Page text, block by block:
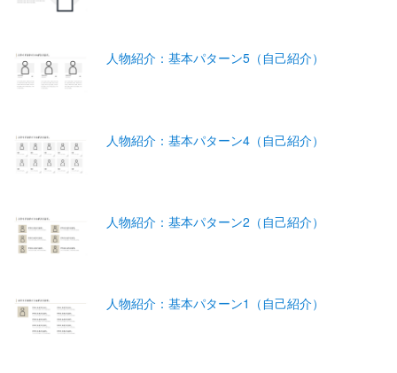
人物紹介：基本パターン5（自己紹介）
人物紹介：基本パターン4（自己紹介）
人物紹介：基本パターン2（自己紹介）
人物紹介：基本パターン1（自己紹介）